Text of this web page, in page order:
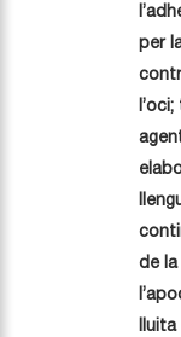
per
de